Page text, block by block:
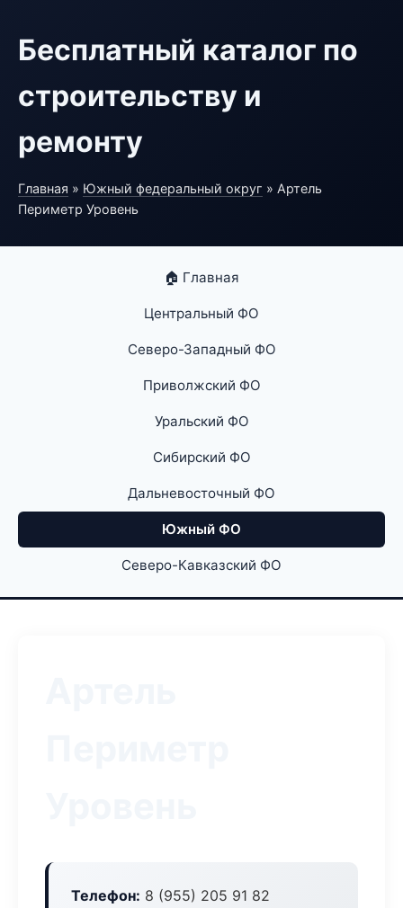
Бесплатный каталог по
строительству и
ремонту
Главная » Южный федеральный округ » Артель
Периметр Уровень
🏠 Главная
Центральный ФО
Северо-Западный ФО
Приволжский ФО
Уральский ФО
Сибирский ФО
Дальневосточный ФО
Южный ФО
Северо-Кавказский ФО
Телефон: 8 (955) 205 91 82